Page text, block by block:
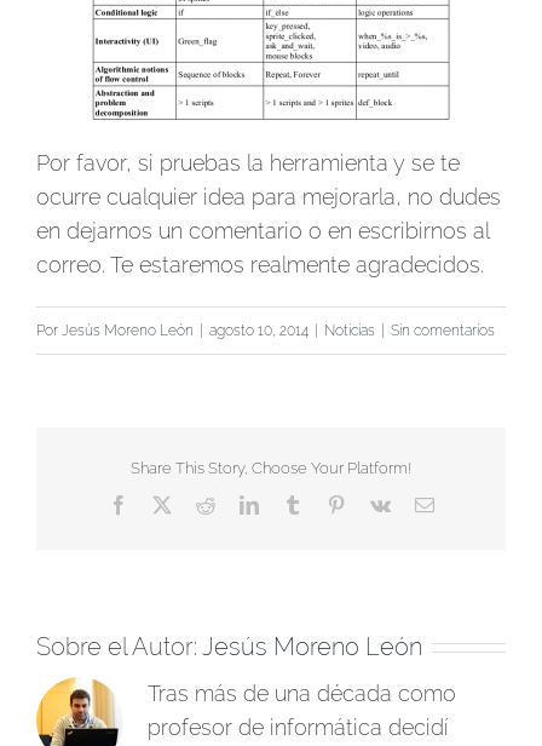
Por favor, si pruebas la herramienta y se te
ocurre cualquier idea para mejorarla, no dudes
en dejarnos un comentario o en escribirnos al
correo. Te estaremos realmente agradecidos.
Por Jesús Moreno León agosto 10, 2014 Noticias Sin comentarios
Share This Story, Choose Your Platform!
Facebook RedditLinkedInTumblr Pinterest
Vk
Correo
Sobre el Autor: Jesús Moreno León
Tras más de una década como
profesor de informática decidí